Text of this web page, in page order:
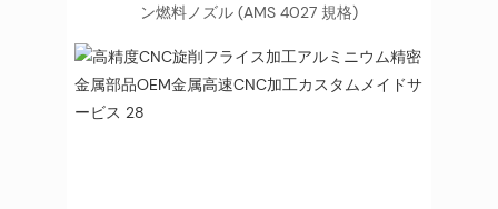
ン燃料ノズル (AMS 4027 規格)